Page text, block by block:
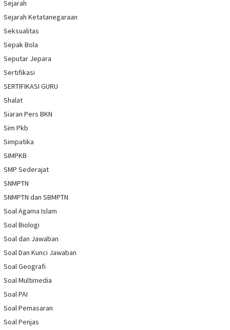
Sejarah
Sejarah Ketatanegaraan
Seksualitas
Sepak Bola
Seputar Jepara
Sertifikasi
SERTIFIKASI GURU
Shalat
Siaran Pers BKN
Sim Pkb
Simpatika
SIMPKB
SMP Sederajat
SNMPTN
SNMPTN dan SBMPTN
Soal Agama Islam
Soal Biologi
Soal dan Jawaban
Soal Dan Kunci Jawaban
Soal Geografi
Soal Multimedia
Soal PAI
Soal Pemasaran
Soal Penjas